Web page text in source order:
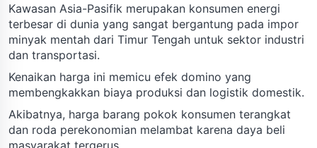
Kawasan Asia-Pasifik merupakan konsumen energi
terbesar di dunia yang sangat bergantung pada impor
minyak mentah dari Timur Tengah untuk sektor industri
dan transportasi.
Kenaikan harga ini memicu efek domino yang
membengkakkan biaya produksi dan logistik domestik.
Akibatnya, harga barang pokok konsumen terangkat
dan roda perekonomian melambat karena daya beli
masyarakat tergerus.